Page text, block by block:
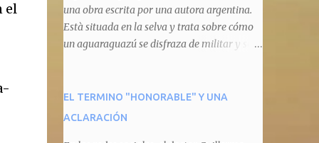
el
una obra escrita por una autora argentina.
Està situada en la selva y trata sobre cómo
un aguaraguazú se disfraza de militar y se
animal que pretenda circular por ahí. En
primera instancia aparece Teteu, el tero,
EL TERMINO "HONORABLE" Y UNA
ACLARACIÓN